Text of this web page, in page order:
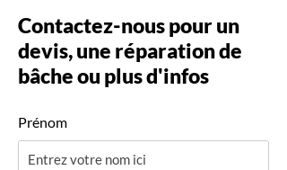
Contactez-nous pour un
devis, une réparation de
bâche ou plus d'infos
Prénom